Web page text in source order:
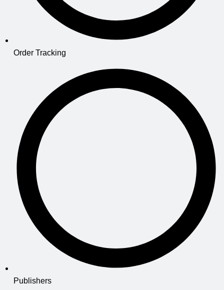
Order Tracking
Publishers